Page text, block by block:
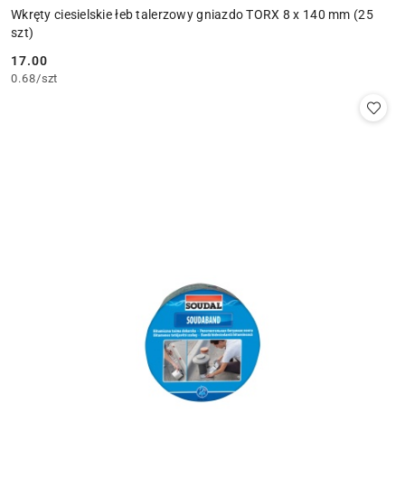
Wkręty ciesielskie łeb talerzowy gniazdo TORX 8 x 140 mm (25
szt)
Cena:
17.00
0.68/szt